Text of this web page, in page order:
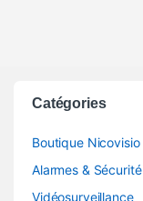
Catégories
Boutique Nicovisio
Alarmes & Sécurité
Vidéosurveillance